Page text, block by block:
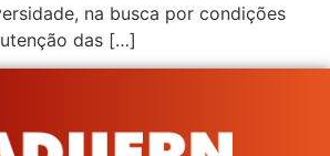
na busca por condições
das […]